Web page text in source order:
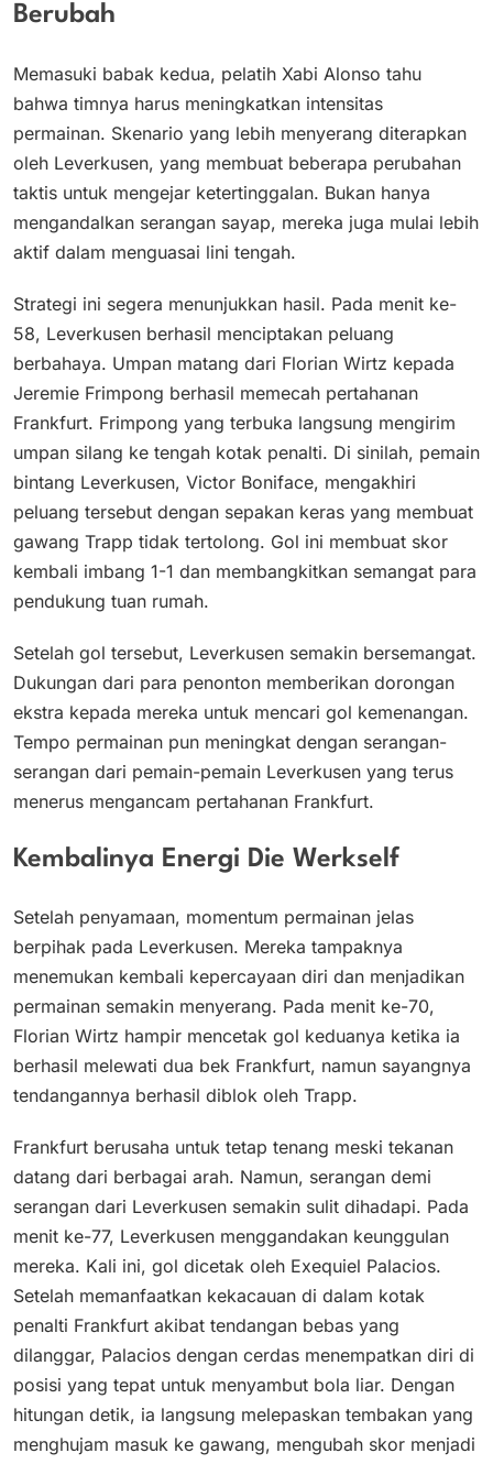
Berubah
Memasuki babak kedua, pelatih Xabi Alonso tahu
bahwa timnya harus meningkatkan intensitas
permainan. Skenario yang lebih menyerang diterapkan
oleh Leverkusen, yang membuat beberapa perubahan
taktis untuk mengejar ketertinggalan. Bukan hanya
mengandalkan serangan sayap, mereka juga mulai lebih
aktif dalam menguasai lini tengah.
Strategi ini segera menunjukkan hasil. Pada menit ke-
58, Leverkusen berhasil menciptakan peluang
berbahaya. Umpan matang dari Florian Wirtz kepada
Jeremie Frimpong berhasil memecah pertahanan
Frankfurt. Frimpong yang terbuka langsung mengirim
umpan silang ke tengah kotak penalti. Di sinilah, pemain
bintang Leverkusen, Victor Boniface, mengakhiri
peluang tersebut dengan sepakan keras yang membuat
gawang Trapp tidak tertolong. Gol ini membuat skor
kembali imbang 1-1 dan membangkitkan semangat para
pendukung tuan rumah.
Setelah gol tersebut, Leverkusen semakin bersemangat.
Dukungan dari para penonton memberikan dorongan
ekstra kepada mereka untuk mencari gol kemenangan.
Tempo permainan pun meningkat dengan serangan-
serangan dari pemain-pemain Leverkusen yang terus
menerus mengancam pertahanan Frankfurt.
Kembalinya Energi Die Werkself
Setelah penyamaan, momentum permainan jelas
berpihak pada Leverkusen. Mereka tampaknya
menemukan kembali kepercayaan diri dan menjadikan
permainan semakin menyerang. Pada menit ke-70,
Florian Wirtz hampir mencetak gol keduanya ketika ia
berhasil melewati dua bek Frankfurt, namun sayangnya
tendangannya berhasil diblok oleh Trapp.
Frankfurt berusaha untuk tetap tenang meski tekanan
datang dari berbagai arah. Namun, serangan demi
serangan dari Leverkusen semakin sulit dihadapi. Pada
menit ke-77, Leverkusen menggandakan keunggulan
mereka. Kali ini, gol dicetak oleh Exequiel Palacios.
Setelah memanfaatkan kekacauan di dalam kotak
penalti Frankfurt akibat tendangan bebas yang
dilanggar, Palacios dengan cerdas menempatkan diri di
posisi yang tepat untuk menyambut bola liar. Dengan
hitungan detik, ia langsung melepaskan tembakan yang
menghujam masuk ke gawang, mengubah skor menjadi